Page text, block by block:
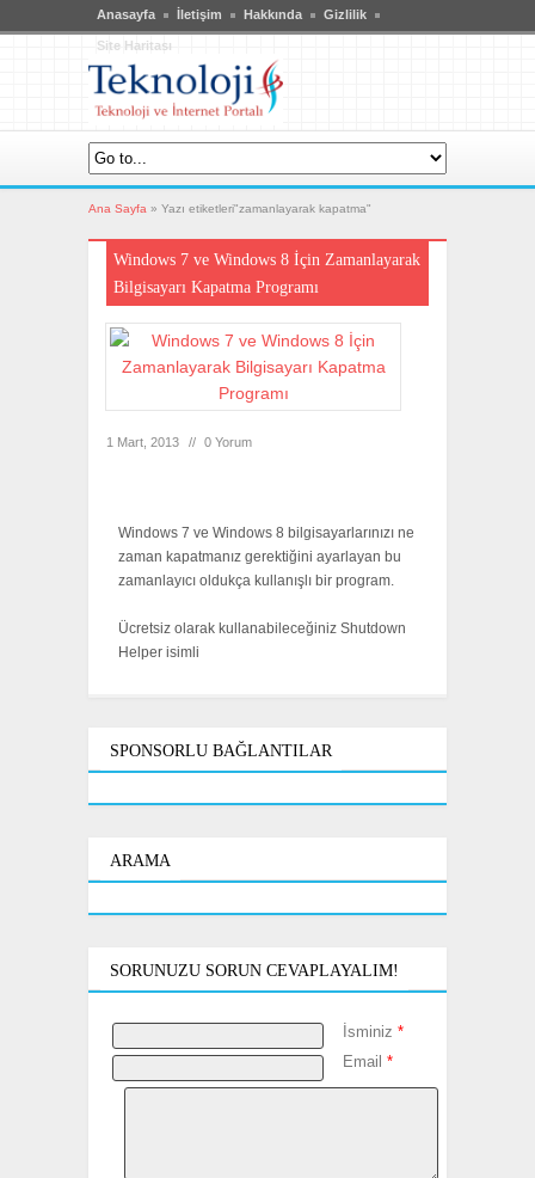
Anasayfa İletişim Hakkında Gizlilik
Site Haritası
Ana Sayfa » Yazı etiketleri"zamanlayarak kapatma"
Windows 7 ve Windows 8 İçin Zamanlayarak
Bilgisayarı Kapatma Programı
1 Mart, 2013 // 0 Yorum
Windows 7 ve Windows 8 bilgisayarlarınızı ne
zaman kapatmanız gerektiğini ayarlayan bu
zamanlayıcı oldukça kullanışlı bir program.
Ücretsiz olarak kullanabileceğiniz Shutdown
Helper isimli
SPONSORLU BAĞLANTILAR
ARAMA
SORUNUZU SORUN CEVAPLAYALIM!
İsminiz *
Email *